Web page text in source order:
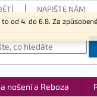
4. do 6.8. Za
NAPIŠTE NÁM
nošení a Reboza